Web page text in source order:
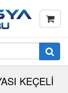
KEÇELİ